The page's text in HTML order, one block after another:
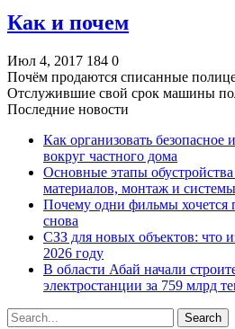
Как и почем
Июл 4, 2017 184 0
Почём продаются списанные
Отслужившие свой срок машины
Последние новости
Как организовать безопасное
вокруг частного дома
Основные этапы
материалов, монтаж и
Почему одни фильмы хочется
снова
СЗЗ для новых объектов: что
2026 году
В области Абай начали
электростанции за 759 млрд